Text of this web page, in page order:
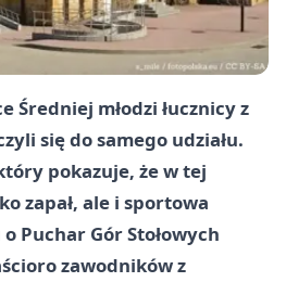
Średniej młodzi łucznicy z
się do samego udziału.
pokazuje, że w tej
zapał, ale i sportowa
Puchar Gór Stołowych
zawodników z